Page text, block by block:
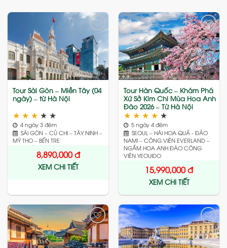
Add
to
wishlist
Tour Sài Gòn – Miền Tây (04
ngày) – từ Hà Nội
★ ★ ★ ★ ★
4 ngày 3 đêm
SÀI GÒN – CỦ CHI – TÂY NINH –
MỸ THO – BẾN TRE
8,890,000đ
XEM CHI TIẾT
Add
to
wishlist
Tour Hàn Quốc – Khám Phá
Xứ Sở Kim Chi Mùa Hoa Anh
Đào 2026 – Từ Hà Nội
★ ★ ★ ★ ★
5 ngày 4 đêm
SEOUL – HÁI HOA QUẢ - ĐẢO
NAMI – CÔNG VIÊN EVERLAND –
NGẮM HOA ANH ĐÀO CÔNG
VIÊN YEOUIDO
15,990,000đ
XEM CHI TIẾT
Add
wishlist
Add
to
wishlist